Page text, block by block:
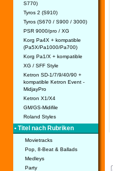
S770)
Tyros 2 (S910)
Tyros (S670 / S900 / 3000)
PSR 9000/pro / XG
Korg Pa4X + kompatible
(Pa5X/Pa1000/Pa700)
Korg Pa1/X + kompatible
XG / SFF Style
Ketron SD-1/7/9/40/90 +
kompatible Ketron Event -
MidjayPro
Ketron X1/X4
GM/GS-Midifile
Roland Styles
• Titel nach Rubriken
Movietracks
Pop, 8-Beat & Ballads
Medleys
Party